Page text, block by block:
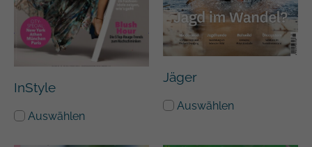
InStyle
Auswählen
Jäger
Auswählen